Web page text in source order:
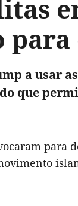
a usar
que
para